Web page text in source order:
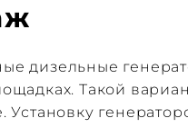
дизельные
Такой
Установку